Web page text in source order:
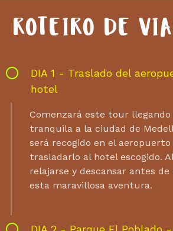
ROTEIRO DE
DIA 1 - Traslado del
hotel
Comenzará este tour
tranquila a la ciudad de
será recogido en el aeropuerto
trasladarlo al hotel escogido.
relajarse y descansar antes de
esta maravillosa aventura.